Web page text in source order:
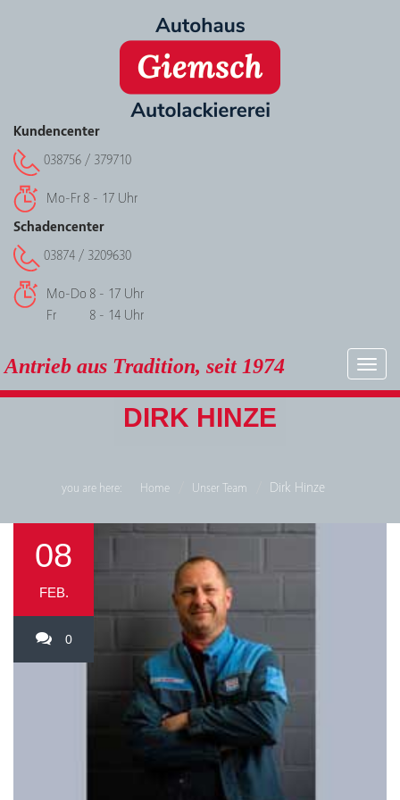
Kundencenter
038756 / 379710
Mo-Fr 8 - 17 Uhr
Schadencenter
03874 / 3209630
Mo-Do 8 - 17 Uhr
Fr
8 - 14 Uhr
Antrieb aus Tradition, seit 1974
DIRK HINZE
you are here: Home Unser Team Dirk Hinze
08
FEB.
0